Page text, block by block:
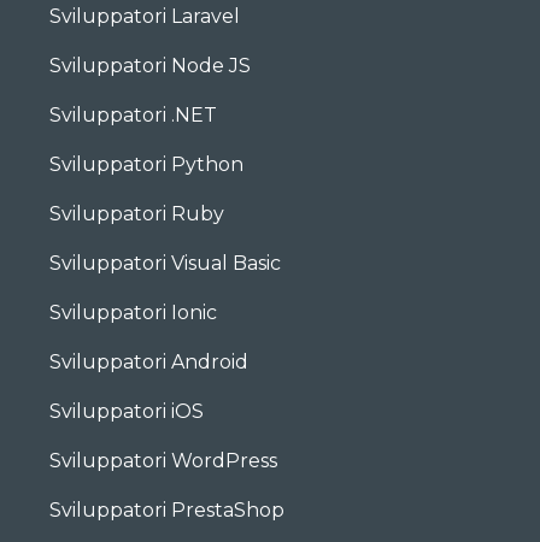
Sviluppatori Laravel
Sviluppatori Node JS
Sviluppatori .NET
Sviluppatori Python
Sviluppatori Ruby
Sviluppatori Visual Basic
Sviluppatori Ionic
Sviluppatori Android
Sviluppatori iOS
Sviluppatori WordPress
Sviluppatori PrestaShop